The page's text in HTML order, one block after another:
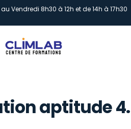
Vendredi 8h30 à 12h et de 14h à 17h30
aptitude